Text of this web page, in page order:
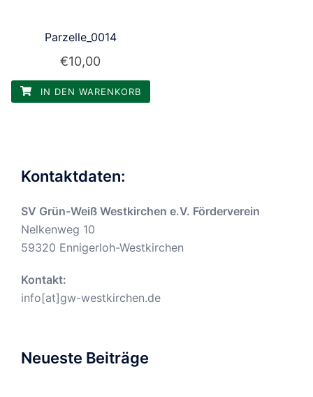
Parzelle_0014
€10,00
IN DEN WARENKORB
Kontaktdaten:
SV Grün-Weiß Westkirchen e.V. Förderverein
Nelkenweg 10
59320 Ennigerloh-Westkirchen
Kontakt:
info[at]gw-westkirchen.de
Neueste Beiträge